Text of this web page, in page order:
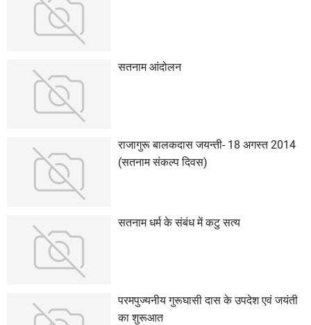
सतनाम आंदोलन
राजागुरू बालकदास जयन्ती- 18 अगस्त 2014
(सतनाम संकल्प दिवस)
सतनाम धर्म के संबंध में कटु सत्य
परमपुज्यनीय गुरूघासी दास के उपदेश एवं जयंती
का शुरूआत